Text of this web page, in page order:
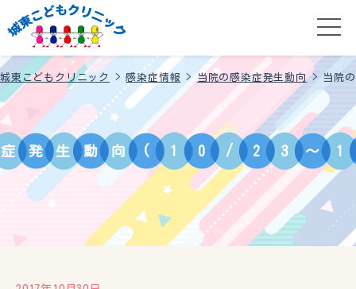
城東こどもクリニック >感染症情報 > 当院の感染症発生動向> 当院
症 発 生 動 向 ( 1 0 / 2 3 ～ 1